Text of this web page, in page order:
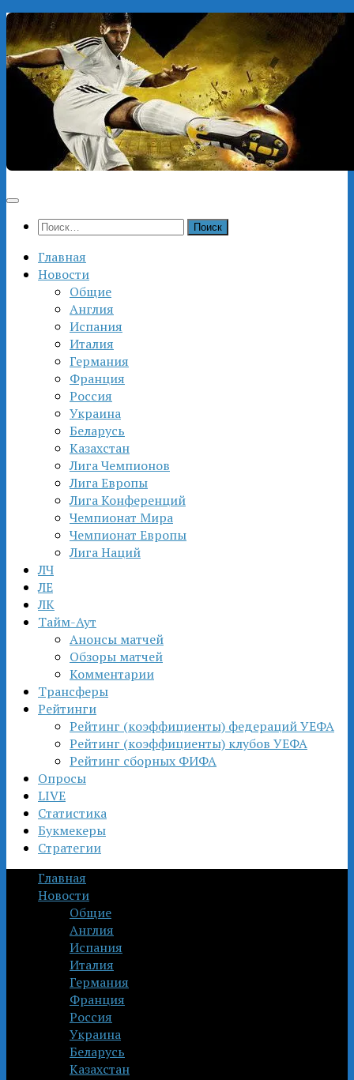
Перейти
к
содержимому
Найти:
Главная
Новости
Общие
Англия
Испания
Италия
Германия
Франция
Россия
Украина
Беларусь
Казахстан
Лига Чемпионов
Лига Европы
Лига Конференций
Чемпионат Мира
Чемпионат Европы
Лига Наций
ЛЧ
ЛЕ
ЛК
Тайм-Аут
Анонсы матчей
Обзоры матчей
Комментарии
Трансферы
Рейтинги
Рейтинг (коэффициенты) федераций УЕФА
Рейтинг (коэффициенты) клубов УЕФА
Рейтинг сборных ФИФА
Опросы
LIVE
Статистика
Букмекеры
Стратегии
Главная
Новости
Общие
Англия
Испания
Италия
Германия
Франция
Россия
Украина
Беларусь
Казахстан